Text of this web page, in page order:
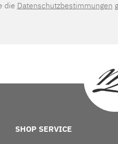
die Datenschutzbestimmungen
SHOP SERVICE